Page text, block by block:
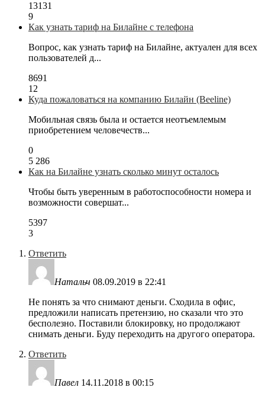
13131
9
Как узнать тариф на Билайне с телефона
Вопрос, как узнать тариф на Билайне, актуален для всех
пользователей д...
8691
12
Куда пожаловаться на компанию Билайн (Beeline)
Мобильная связь была и остается неотъемлемым
приобретением человечеств...
0
5 286
Как на Билайне узнать сколько минут осталось
Чтобы быть уверенным в работоспособности номера и
возможности совершат...
5397
3
Ответить
Натальч 08.09.2019 в 22:41
Не понять за что снимают деньги. Сходила в офис,
предложили написать претензию, но сказали что это
бесполезно. Поставили блокировку, но продолжают
снимать деньги. Буду переходить на другого оператора.
Ответить
Павел 14.11.2018 в 00:15